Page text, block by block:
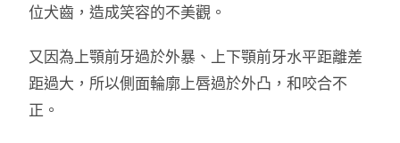
位犬齒，造成笑容的不美觀。
又因為上顎前牙過於外暴、上下顎前牙水平距離差
距過大，所以側面輪廓上唇過於外凸，和咬合不
正。